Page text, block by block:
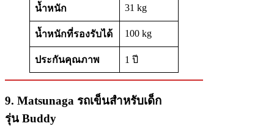
น้ำหนัก 31 kg
น้ำหนักที่รองรับได้ 100 kg
ประกันคุณภาพ 1 ปี
9. Matsunaga รถเข็นสำหรับเด็ก
รุ่น Buddy